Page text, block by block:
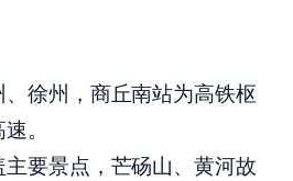
徐州，商丘南站为高铁枢
。
要景点，芒砀山、黄河故